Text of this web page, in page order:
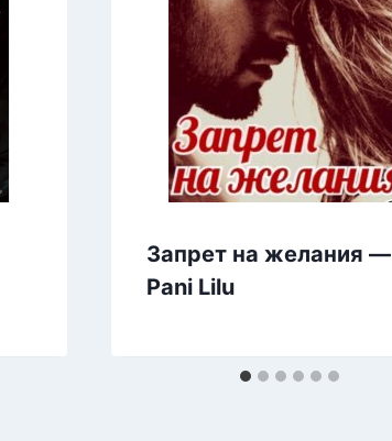
Запрет на желания —
Pani Lilu